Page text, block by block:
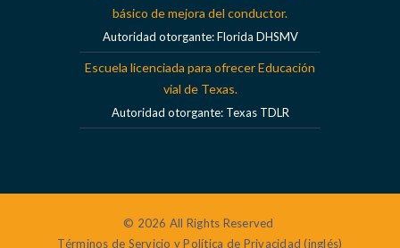
básico de mejora del conductor.
Autoridad otorgante: Florida DHSMV
Escuela licenciada para ofrecer Educación
vial de Texas.
Autoridad otorgante: Texas TDLR
© 2026 All Rights Reserved
Términos de Servicio y Política de Privacidad (inglés)